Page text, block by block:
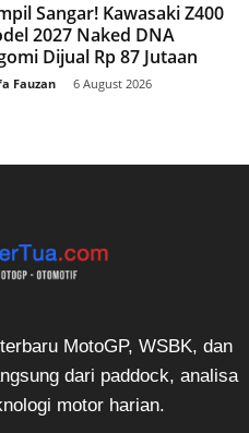
Sangar! Kawasaki Z400
2027 Naked DNA
Dijual Rp 87 Jutaan
Fauzan 6 August 2026
MotoGP, WSBK, dan
dari paddock, analisa
motor harian.